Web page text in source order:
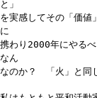
と」
を実感してその「価値
に
携わり2000年にやる
なん
なのか？ 「火」と同